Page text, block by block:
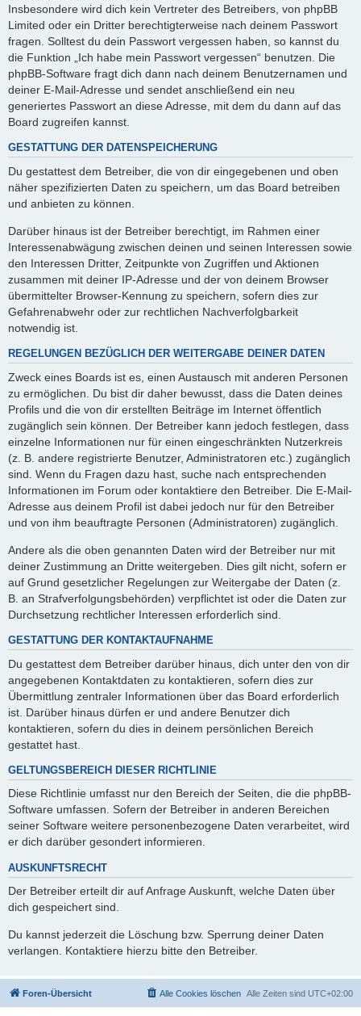
Insbesondere wird dich kein Vertreter des Betreibers, von phpBB
Limited oder ein Dritter berechtigterweise nach deinem Passwort
fragen. Solltest du dein Passwort vergessen haben, so kannst du
die Funktion „Ich habe mein Passwort vergessen“ benutzen. Die
phpBB-Software fragt dich dann nach deinem Benutzernamen und
deiner E-Mail-Adresse und sendet anschließend ein neu
generiertes Passwort an diese Adresse, mit dem du dann auf das
Board zugreifen kannst.
GESTATTUNG DER DATENSPEICHERUNG
Du gestattest dem Betreiber, die von dir eingegebenen und oben
näher spezifizierten Daten zu speichern, um das Board betreiben
und anbieten zu können.
Darüber hinaus ist der Betreiber berechtigt, im Rahmen einer
Interessenabwägung zwischen deinen und seinen Interessen sowie
den Interessen Dritter, Zeitpunkte von Zugriffen und Aktionen
zusammen mit deiner IP-Adresse und der von deinem Browser
übermittelter Browser-Kennung zu speichern, sofern dies zur
Gefahrenabwehr oder zur rechtlichen Nachverfolgbarkeit
notwendig ist.
REGELUNGEN BEZÜGLICH DER WEITERGABE DEINER DATEN
Zweck eines Boards ist es, einen Austausch mit anderen Personen
zu ermöglichen. Du bist dir daher bewusst, dass die Daten deines
Profils und die von dir erstellten Beiträge im Internet öffentlich
zugänglich sein können. Der Betreiber kann jedoch festlegen, dass
einzelne Informationen nur für einen eingeschränkten Nutzerkreis
(z. B. andere registrierte Benutzer, Administratoren etc.) zugänglich
sind. Wenn du Fragen dazu hast, suche nach entsprechenden
Informationen im Forum oder kontaktiere den Betreiber. Die E-Mail-
Adresse aus deinem Profil ist dabei jedoch nur für den Betreiber
und von ihm beauftragte Personen (Administratoren) zugänglich.
Andere als die oben genannten Daten wird der Betreiber nur mit
deiner Zustimmung an Dritte weitergeben. Dies gilt nicht, sofern er
auf Grund gesetzlicher Regelungen zur Weitergabe der Daten (z.
B. an Strafverfolgungsbehörden) verpflichtet ist oder die Daten zur
Durchsetzung rechtlicher Interessen erforderlich sind.
GESTATTUNG DER KONTAKTAUFNAHME
Du gestattest dem Betreiber darüber hinaus, dich unter den von dir
angegebenen Kontaktdaten zu kontaktieren, sofern dies zur
Übermittlung zentraler Informationen über das Board erforderlich
ist. Darüber hinaus dürfen er und andere Benutzer dich
kontaktieren, sofern du dies in deinem persönlichen Bereich
gestattet hast.
GELTUNGSBEREICH DIESER RICHTLINIE
Diese Richtlinie umfasst nur den Bereich der Seiten, die die phpBB-
Software umfassen. Sofern der Betreiber in anderen Bereichen
seiner Software weitere personenbezogene Daten verarbeitet, wird
er dich darüber gesondert informieren.
AUSKUNFTSRECHT
Der Betreiber erteilt dir auf Anfrage Auskunft, welche Daten über
dich gespeichert sind.
Du kannst jederzeit die Löschung bzw. Sperrung deiner Daten
verlangen. Kontaktiere hierzu bitte den Betreiber.
Foren-Übersicht Alle Zeiten sind UTC+02:00
Alle Cookies löschen